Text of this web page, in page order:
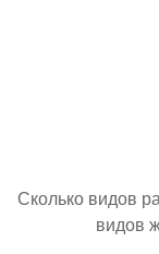
Сколько видов
видов